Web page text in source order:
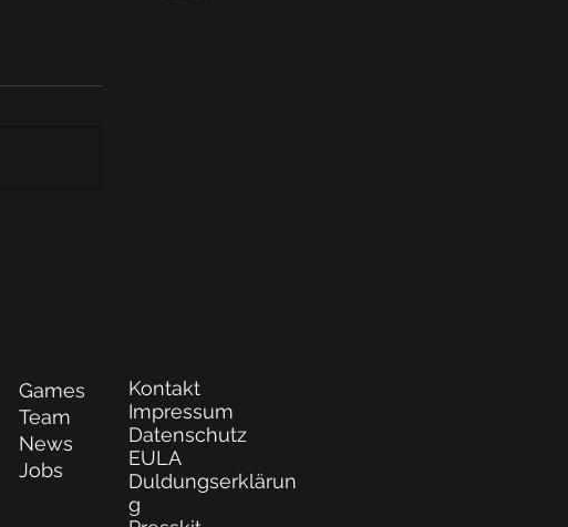
Games
Team
News
Jobs
Kontakt
Impressum
Datenschutz
EULA
Duldungserklärun
g